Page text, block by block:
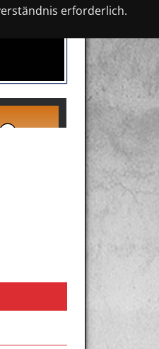
erforderlich.